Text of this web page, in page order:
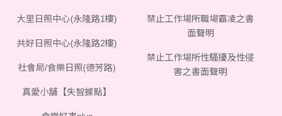
大里日照中心(永隆路1樓)
共好日照中心(永隆路2樓)
社會局/食樂日照(德芳路)
真愛小舖【失智據點】
禁止工作場所職場霸凌之書
面聲明
禁止工作場所性騷擾及性侵
害之書面聲明